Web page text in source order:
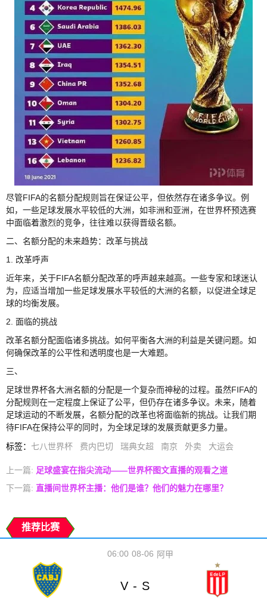
尽管FIFA的名额分配规则旨在保证公平，但依然存在诸多争议。例
如，一些足球发展水平较低的大洲，如非洲和亚洲，在世界杯预选赛
中面临着激烈的竞争，往往难以获得晋级名额。
二、名额分配的未来趋势：改革与挑战
1. 改革呼声
近年来，关于FIFA名额分配改革的呼声越来越高。一些专家和球迷认
为，应适当增加一些足球发展水平较低的大洲的名额，以促进全球足
球的均衡发展。
2. 面临的挑战
改革名额分配面临诸多挑战。如何平衡各大洲的利益是关键问题。如
何确保改革的公平性和透明度也是一大难题。
三、
足球世界杯各大洲名额的分配是一个复杂而神秘的过程。虽然FIFA的
分配规则在一定程度上保证了公平，但仍存在诸多争议。未来，随着
足球运动的不断发展，名额分配的改革也将面临新的挑战。让我们期
待FIFA在保持公平的同时，为全球足球的发展贡献更多力量。
标签： 七八世界杯 费内巴切 瑞典女超 南京 外卖 大运会
上一篇: 足球盛宴在指尖流动——世界杯图文直播的观看之道
下一篇: 直播间世界杯主播：他们是谁？他们的魅力在哪里？
推荐比赛
08-06
06:00 阿甲
V - S